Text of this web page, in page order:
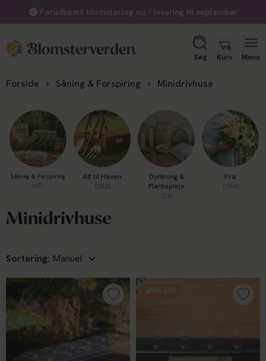
Forudbestil blomsterløg nu - levering til september
Søg Kurv Menu
Forside Såning & Forspiring Minidrivhuse
Såning & Forspiring
(40)
Alt til Haven
(282)
Dyrkning &
Plantepleje
(23)
Frø
(184)
Minidrivhuse
Sortering:
SPAR 33%